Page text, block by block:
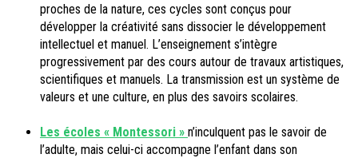
proches de la nature, ces cycles sont conçus pour
développer la créativité sans dissocier le développement
intellectuel et manuel. L’enseignement s’intègre
progressivement par des cours autour de travaux artistiques,
scientifiques et manuels. La transmission est un système de
valeurs et une culture, en plus des savoirs scolaires.
Les écoles « Montessori » n’inculquent pas le savoir de
l’adulte, mais celui-ci accompagne l’enfant dans son